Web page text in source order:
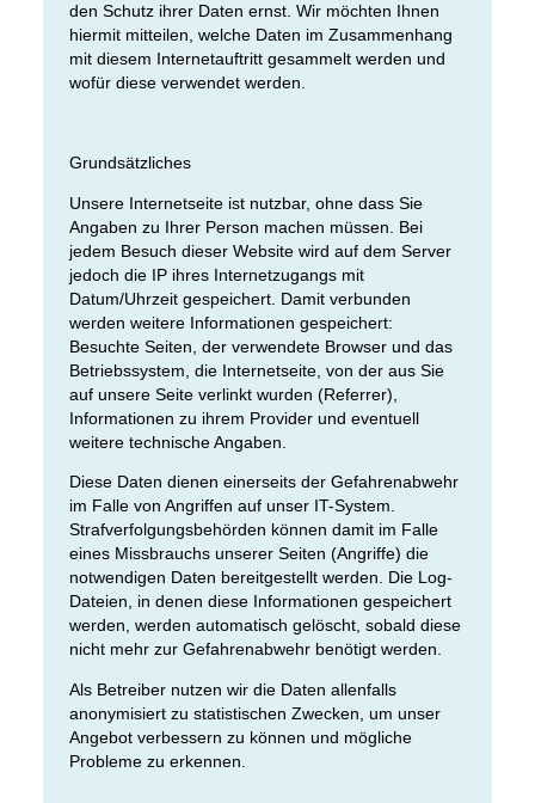
den Schutz ihrer Daten ernst. Wir möchten Ihnen
hiermit mitteilen, welche Daten im Zusammenhang
mit diesem Internetauftritt gesammelt werden und
wofür diese verwendet werden.
Grundsätzliches
Unsere Internetseite ist nutzbar, ohne dass Sie
Angaben zu Ihrer Person machen müssen. Bei
jedem Besuch dieser Website wird auf dem Server
jedoch die IP ihres Internetzugangs mit
Datum/Uhrzeit gespeichert. Damit verbunden
werden weitere Informationen gespeichert:
Besuchte Seiten, der verwendete Browser und das
Betriebssystem, die Internetseite, von der aus Sie
auf unsere Seite verlinkt wurden (Referrer),
Informationen zu ihrem Provider und eventuell
weitere technische Angaben.
Diese Daten dienen einerseits der Gefahrenabwehr
im Falle von Angriffen auf unser IT-System.
Strafverfolgungsbehörden können damit im Falle
eines Missbrauchs unserer Seiten (Angriffe) die
notwendigen Daten bereitgestellt werden. Die Log-
Dateien, in denen diese Informationen gespeichert
werden, werden automatisch gelöscht, sobald diese
nicht mehr zur Gefahrenabwehr benötigt werden.
Als Betreiber nutzen wir die Daten allenfalls
anonymisiert zu statistischen Zwecken, um unser
Angebot verbessern zu können und mögliche
Probleme zu erkennen.